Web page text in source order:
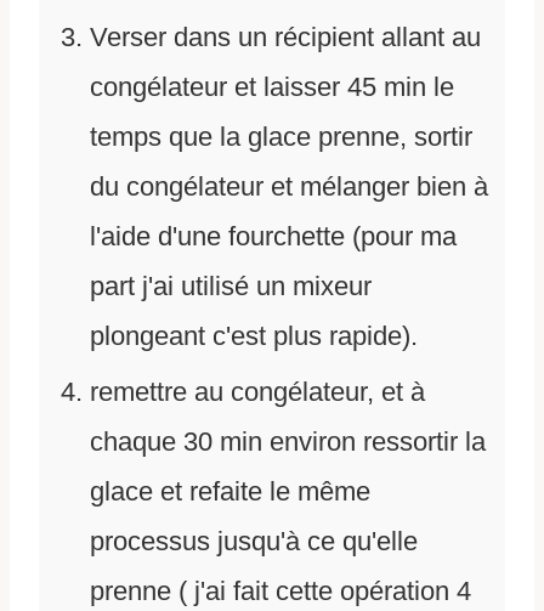
Verser dans un récipient allant au
congélateur et laisser 45 min le
temps que la glace prenne, sortir
du congélateur et mélanger bien à
l'aide d'une fourchette (pour ma
part j'ai utilisé un mixeur
plongeant c'est plus rapide).
remettre au congélateur, et à
chaque 30 min environ ressortir la
glace et refaite le même
processus jusqu'à ce qu'elle
prenne ( j'ai fait cette opération 4